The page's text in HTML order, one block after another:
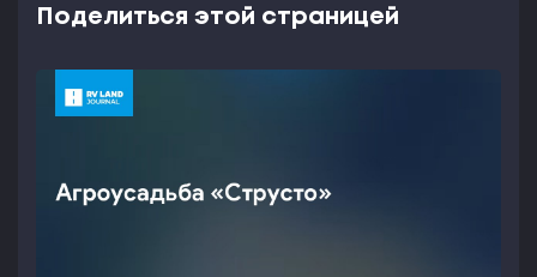
Поделиться этой страницей